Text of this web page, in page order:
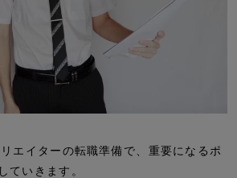
エイターの転職準備で、重要になるポ
ていきます。